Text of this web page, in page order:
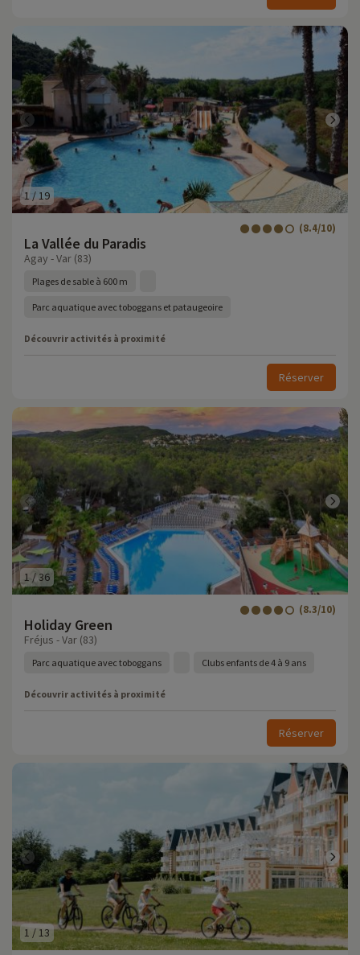
1 /19
La Vallée du Paradis
(8.4/10)
Agay - Var (83)
Plages de sable à 600 m
Parc aquatique avec toboggans et pataugeoire
Découvrir activités à proximité
Réserver
1 /36
Holiday Green
(8.3/10)
Fréjus - Var (83)
Parc aquatique avec toboggans Clubs enfants de 4 à 9 ans
Découvrir activités à proximité
Réserver
1/13